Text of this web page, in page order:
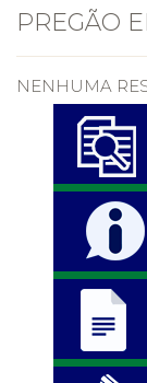
PREGÃO
NENHUMA